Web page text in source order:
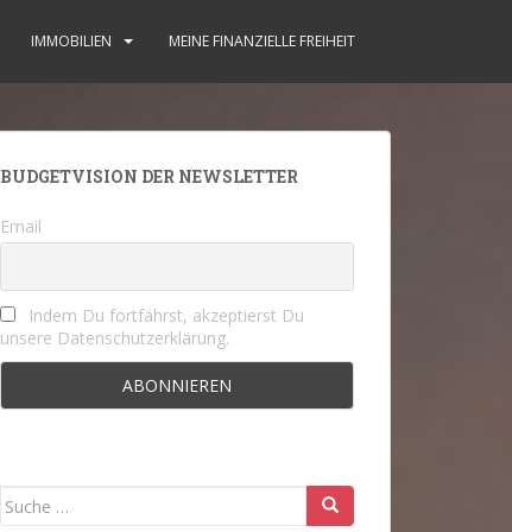
IMMOBILIEN MEINE FINANZIELLE FREIHEIT
BUDGETVISION DER NEWSLETTER
Email
Indem Du fortfährst, akzeptierst Du
unsere Datenschutzerklärung.
Suche